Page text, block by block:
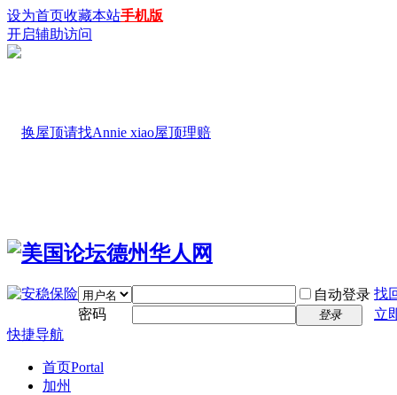
设为首页收藏本站手机版
开启辅助访问
自动登录 找
密码
登录
立
快捷导航
首页Portal
加州